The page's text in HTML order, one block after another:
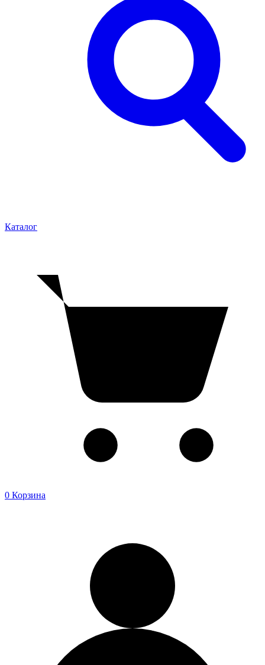
Каталог
0 Корзина